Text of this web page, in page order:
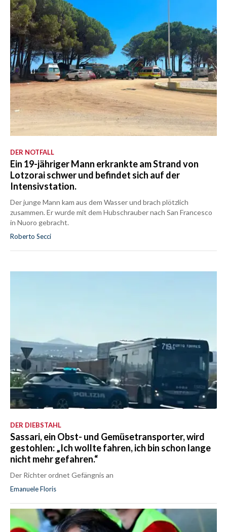
DER NOTFALL
Ein 19-jähriger Mann erkrankte am Strand von
Lotzorai schwer und befindet sich auf der
Intensivstation.
Der junge Mann kam aus dem Wasser und brach plötzlich
zusammen. Er wurde mit dem Hubschrauber nach San Francesco
in Nuoro gebracht.
Roberto Secci
DER DIEBSTAHL
Sassari, ein Obst- und Gemüsetransporter, wird
gestohlen: „Ich wollte fahren, ich bin schon lange
nicht mehr gefahren.“
Der Richter ordnet Gefängnis an
Emanuele Floris